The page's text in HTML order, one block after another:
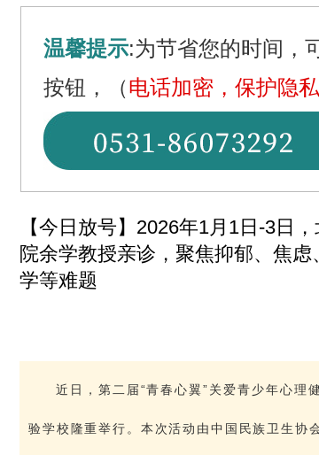
温馨提示:为节省您的时间，
按钮，（电话加密，保护隐私
【今日放号】2026年1月1日-3日
院余学教授亲诊，聚焦抑郁、焦
学等难题
近日，第二届“青春心翼”关爱青少年心理
验学校隆重举行。本次活动由中国民族卫生协